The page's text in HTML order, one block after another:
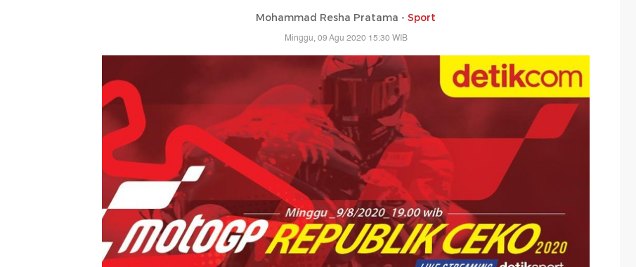
Mohammad Resha Pratama - Sport
Minggu, 09 Agu 2020 15:30 WIB